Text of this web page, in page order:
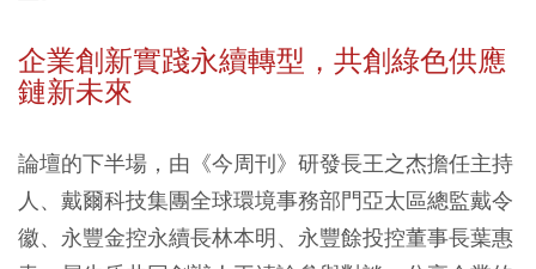
企業創新實踐永續轉型，共創綠色供應
鏈新未來
論壇的下半場，由《今周刊》研發長王之杰擔任主持
人、戴爾科技集團全球環境事務部門亞太區總監戴令
徽、永豐金控永續長林本明、永豐餘投控董事長葉惠